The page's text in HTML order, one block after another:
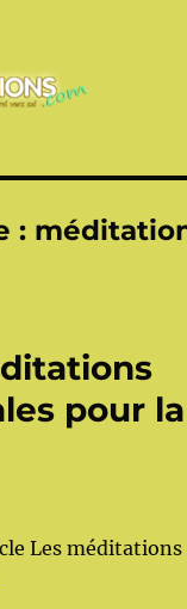
:
pour
Les